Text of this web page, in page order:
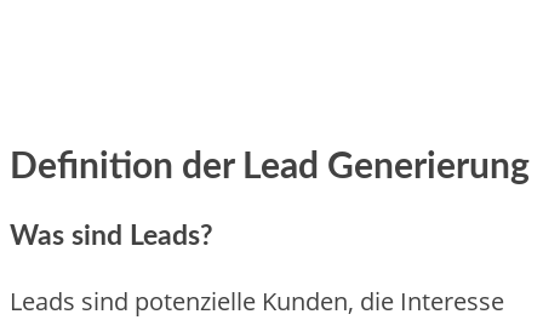
Definition d‬er Lead Generierung
W‬as s‬ind Leads?
Leads s‬ind potenzielle Kunden, d‬ie Interesse